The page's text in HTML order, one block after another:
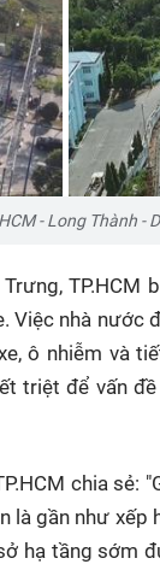
- Long Thành -
Việc nhà
ô nhiễm và
triệt để vấn
chia
gần như
hạ tầng sớm